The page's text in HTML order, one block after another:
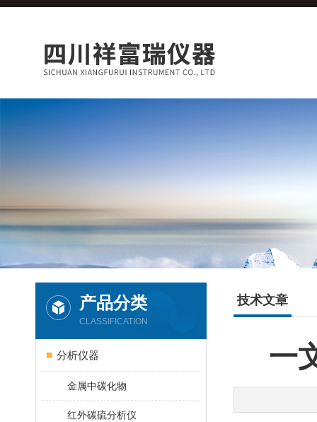
产品分类
CLASSIFICATION
分析仪器
金属中碳化物
红外碳硫分析仪
技术文章
一